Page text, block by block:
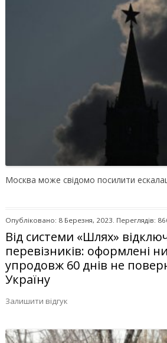
Москва може свідомо посилити
Опубліковано: 8 Березня, 2023. Переглядів:
Від системи «Шлях»
перевізників: оформлені
упродовж 60 днів не
Україну
Залишити відгук